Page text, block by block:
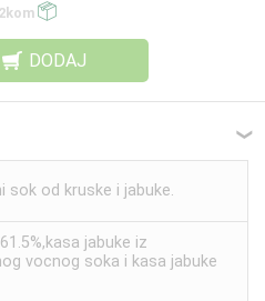
DODAJ
❮
sok od kruske i jabuke.
jabuke iz
vocnog soka i kasa jabuke